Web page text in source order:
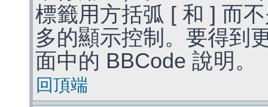
標籤用方括弧 [ 和 ] 而
多的顯示控制。要得到
面中的 BBCode 說明。
回頂端